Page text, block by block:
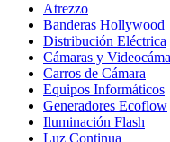
Atrezzo
Banderas Hollywood
Distribución Eléctrica
Cámaras y
Carros de Cámara
Equipos Informáticos
Generadores Ecoflow
Iluminación Flash
Luz Continua